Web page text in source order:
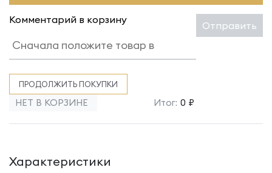
Комментарий в корзину Отправить
ПРОДОЛЖИТЬ ПОКУПКИ
НЕТ В КОРЗИНЕ Итог: 0 ₽
Характеристики